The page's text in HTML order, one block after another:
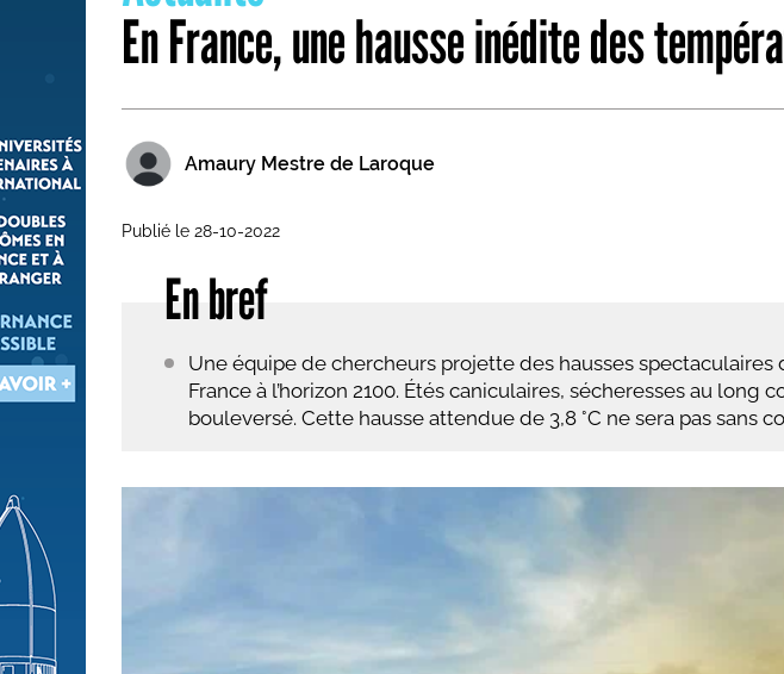
Les métiers par ordre alphabétique
En France, une hausse inédite des
Amaury Mestre de Laroque
Publié le 28-10-2022
En bref
Une équipe de chercheurs projette des hausses spectaculaires
France à l’horizon 2100. Étés caniculaires, sécheresses au long
bouleversé. Cette hausse attendue de 3,8 °C ne sera pas sans